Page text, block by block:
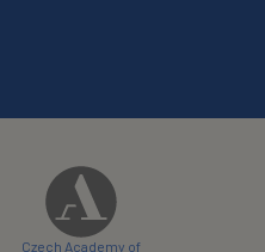
Czech Academy of